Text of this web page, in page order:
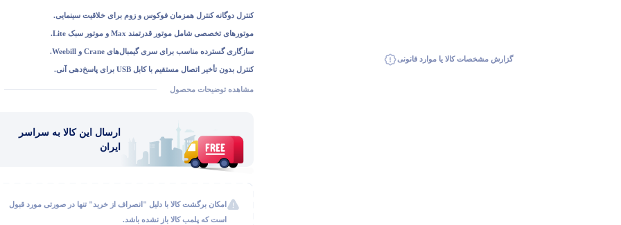
گزارش مشخصات کالا یا موارد قانونی
WEEBILL
LAB
کنترل دوگانه کنترل همزمان فوکوس و زوم برای خلاقیت سینمایی.
موتورهای تخصصی شامل موتور قدرتمند Max و موتور سبک Lite.
سازگاری گسترده مناسب برای سری گیمبال‌های Crane و Weebill.
کنترل بدون تأخیر اتصال مستقیم با کابل USB برای پاسخ‌دهی آنی.
نصب آسان و سریع طراحی Toolless برای آماده‌سازی بدون دردسر.
مشاهده توضیحات محصول
ارسال این کالا به سراسر
ایران
امکان برگشت کالا با دلیل "انصراف از خرید" تنها در صورتی مورد قبول
است که پلمب کالا باز نشده باشد.